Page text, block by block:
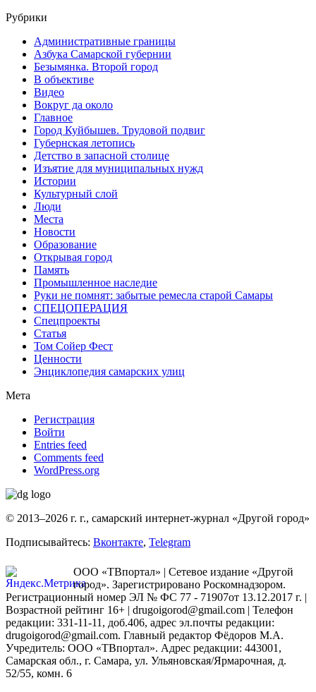
Рубрики
Административные границы
Азбука Самарской губернии
Безымянка. Второй город
В объективе
Видео
Вокруг да около
Главное
Город Куйбышев. Трудовой подвиг
Губернская летопись
Детство в запасной столице
Изъятие для муниципальных нужд
Истории
Культурный слой
Люди
Места
Новости
Образование
Открывая город
Память
Промышленное наследие
Руки не помнят: забытые ремесла старой Самары
СПЕЦОПЕРАЦИЯ
Спецпроекты
Статья
Том Сойер Фест
Ценности
Энциклопедия самарских улиц
Мета
Регистрация
Войти
Entries feed
Comments feed
WordPress.org
© 2013–2026 г. г., самарский интернет-журнал «Другой город»
Подписывайтесь: Вконтакте, Telegram
ООО «ТВпортал» | Сетевое издание «Другой
город». Зарегистрировано Роскомнадзором.
Регистрационный номер ЭЛ № ФС 77 - 71907от 13.12.2017 г. |
Возрастной рейтинг 16+ | drugoigorod@gmail.com | Телефон
редакции: 331-11-11, доб.406, адрес эл.почты редакции:
drugoigorod@gmail.com. Главный редактор Фёдоров М.А.
Учредитель: ООО «ТВпортал». Адрес редакции: 443001,
Самарская обл., г. Самара, ул. Ульяновская/Ярмарочная, д.
52/55, комн. 6